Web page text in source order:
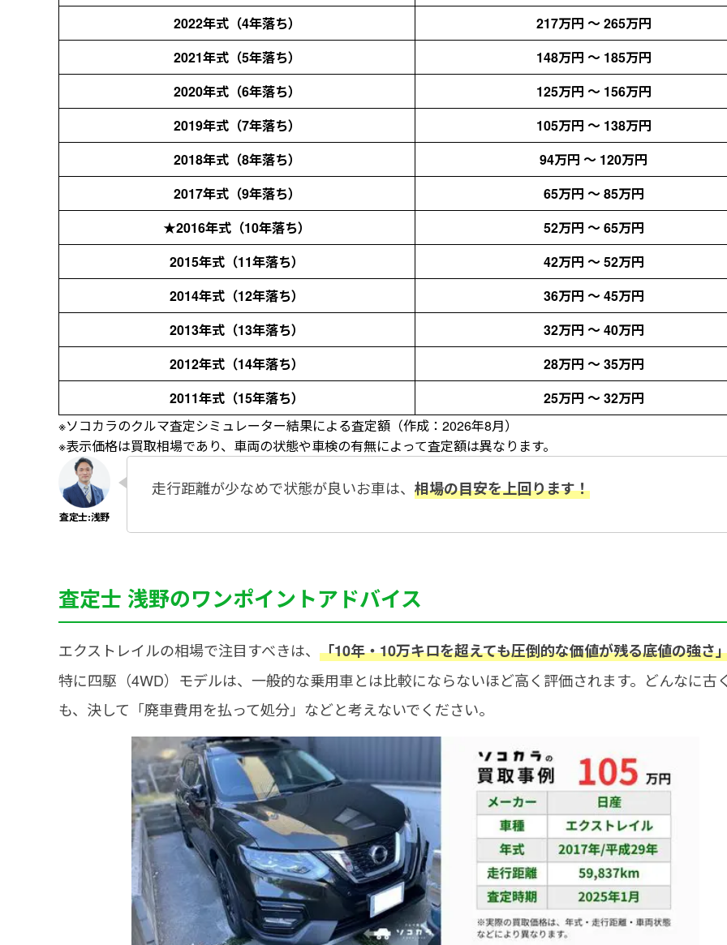
2022年式（4年落ち）
217万円 〜 265万円
2021年式（5年落ち）
148万円 〜 185万円
2020年式（6年落ち）
125万円 〜 156万円
2019年式（7年落ち）
105万円 〜 138万円
2018年式（8年落ち）
94万円 〜 120万円
2017年式（9年落ち）
65万円 〜 85万円
★2016年式（10年落ち）
52万円 〜 65万円
2015年式（11年落ち）
42万円 〜 52万円
2014年式（12年落ち）
36万円 〜 45万円
2013年式（13年落ち）
32万円 〜 40万円
2012年式（14年落ち）
28万円 〜 35万円
2011年式（15年落ち）
25万円 〜 32万円
※ソコカラのクルマ査定シミュレーター結果による査定額（作成：2026年8月）
※表示価格は買取相場であり、車両の状態や車検の有無によって査定額は異なります。
走行距離が少なめで状態が良いお車は、 相場の目安を上回ります！
査定士 浅野のワンポイントアドバイス
エクストレイルの相場で注目すべきは、 「10年・10万キロを超えても圧倒的な価値が残る底値の強さ
特に四駆（4WD）モデルは、一般的な乗用車とは比較にならないほど高く評価されます。どんなに古
も、決して「廃車費用を払って処分」などと考えないでください。